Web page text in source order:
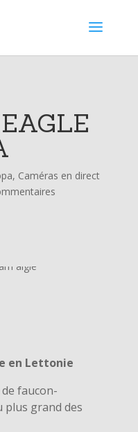
, Caméras en direct
en Lettonie
faucon-
grand des